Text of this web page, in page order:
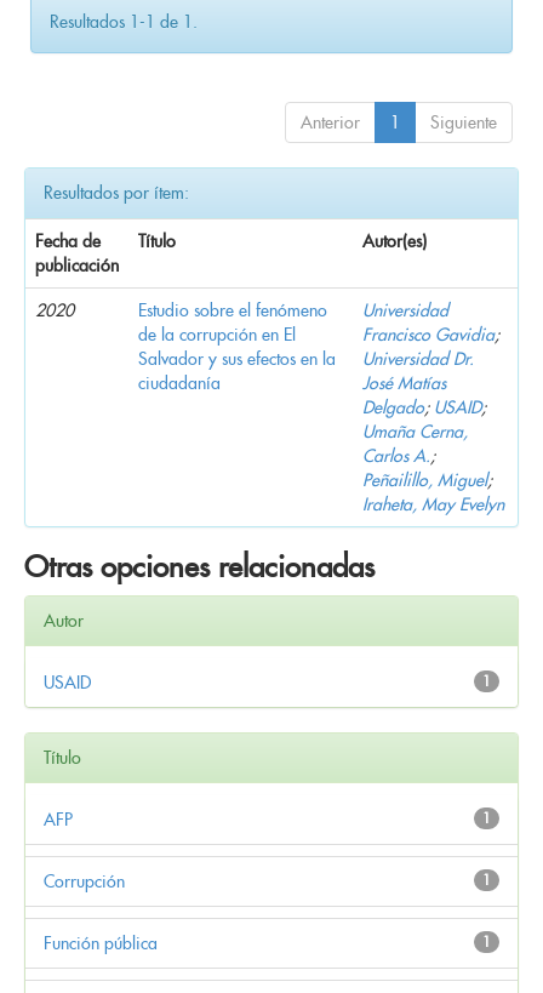
Resultados 1-1 de 1.
Anterior 1 Siguiente
Resultados por ítem:
Fecha de
publicación
Título Autor(es)
2020
Estudio sobre el fenómeno
de la corrupción en El
Salvador y sus efectos en la
ciudadanía
Universidad
Francisco Gavidia;
Universidad Dr.
José Matías
Delgado; USAID;
Umaña Cerna,
Carlos A.;
Peñailillo, Miguel;
Iraheta, May Evelyn
Otras opciones relacionadas
Autor
1
USAID
Título
1
AFP
1
Corrupción
1
Función pública